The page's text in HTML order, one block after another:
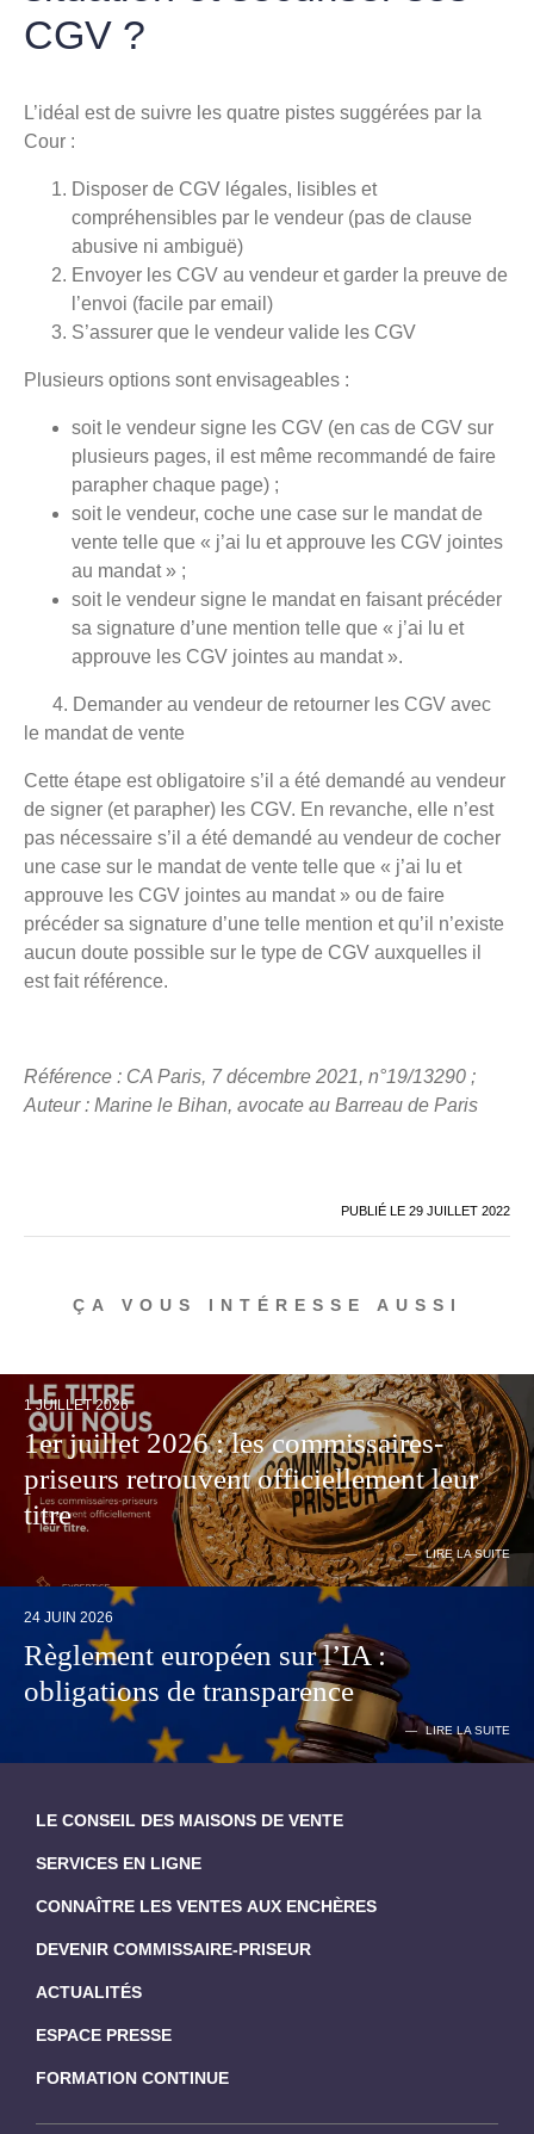
CGV ?
L’idéal est de suivre les quatre pistes suggérées par la
Cour :
Disposer de CGV légales, lisibles et
compréhensibles par le vendeur (pas de clause
abusive ni ambiguë)
Envoyer les CGV au vendeur et garder la preuve de
l’envoi (facile par email)
S’assurer que le vendeur valide les CGV
Plusieurs options sont envisageables :
soit le vendeur signe les CGV (en cas de CGV sur
plusieurs pages, il est même recommandé de faire
parapher chaque page) ;
soit le vendeur, coche une case sur le mandat de
vente telle que « j’ai lu et approuve les CGV jointes
au mandat » ;
soit le vendeur signe le mandat en faisant précéder
sa signature d’une mention telle que « j’ai lu et
approuve les CGV jointes au mandat ».
4. Demander au vendeur de retourner les CGV avec
le mandat de vente
Cette étape est obligatoire s’il a été demandé au vendeur
de signer (et parapher) les CGV. En revanche, elle n’est
pas nécessaire s’il a été demandé au vendeur de cocher
une case sur le mandat de vente telle que « j’ai lu et
approuve les CGV jointes au mandat » ou de faire
précéder sa signature d’une telle mention et qu’il n’existe
aucun doute possible sur le type de CGV auxquelles il
est fait référence.
Référence : CA Paris, 7 décembre 2021, n°19/13290 ;
Auteur : Marine le Bihan, avocate au Barreau de Paris
PUBLIÉ LE 29 JUILLET 2022
ÇA VOUS INTÉRESSE AUSSI
1 JUILLET 2026
1er juillet 2026 : les commissaires-
priseurs retrouvent officiellement leur
titre
LIRE LA SUITE
24 JUIN 2026
Règlement européen sur l’IA :
obligations de transparence
LIRE LA SUITE
LE CONSEIL DES MAISONS DE VENTE
SERVICES EN LIGNE
CONNAÎTRE LES VENTES AUX ENCHÈRES
DEVENIR COMMISSAIRE-PRISEUR
ACTUALITÉS
ESPACE PRESSE
FORMATION CONTINUE